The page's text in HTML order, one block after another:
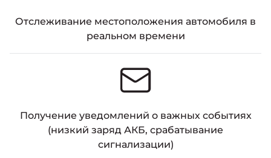
Отслеживание местоположения автомобиля в
реальном времени
Получение уведомлений о важных событиях
(низкий заряд АКБ, срабатывание
сигнализации)